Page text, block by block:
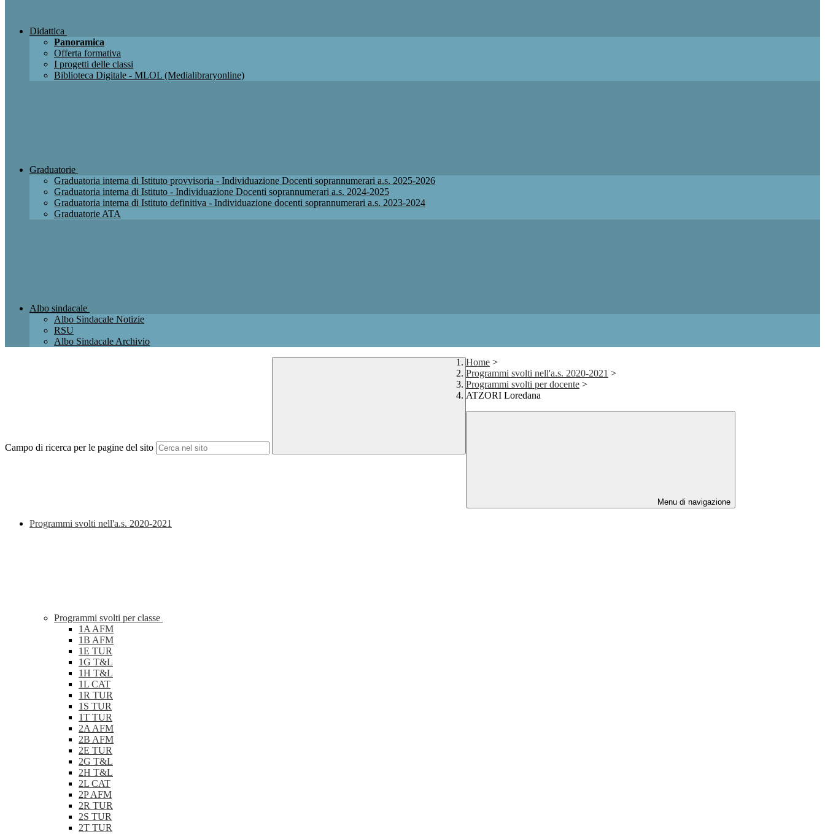
Didattica
Panoramica
Offerta formativa
I progetti delle classi
Biblioteca Digitale - MLOL (Medialibraryonline)
Graduatorie
Graduatoria interna di Istituto provvisoria - Individuazione Docenti soprannumerari a.s. 2025-2026
Graduatoria interna di Istituto - Individuazione Docenti soprannumerari a.s. 2024-2025
Graduatoria interna di Istituto definitiva - Individuazione docenti soprannumerari a.s. 2023-2024
Graduatorie ATA
Albo sindacale
Albo Sindacale Notizie
RSU
Albo Sindacale Archivio
Campo di ricerca per le pagine del sito
Home >
Programmi svolti nell'a.s. 2020-2021 >
Programmi svolti per docente >
ATZORI Loredana
Menu di navigazione
Programmi svolti nell'a.s. 2020-2021
Programmi svolti per classe
1A AFM
1B AFM
1E TUR
1G T&L
1H T&L
1L CAT
1R TUR
1S TUR
1T TUR
2A AFM
2B AFM
2E TUR
2G T&L
2H T&L
2L CAT
2P AFM
2R TUR
2S TUR
2T TUR